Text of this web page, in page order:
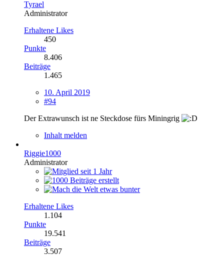
Tyrael
Administrator
Erhaltene Likes
450
Punkte
8.406
Beiträge
1.465
10. April 2019
#94
Der Extrawunsch ist ne Steckdose fürs Miningrig
Inhalt melden
Riggie1000
Administrator
Erhaltene Likes
1.104
Punkte
19.541
Beiträge
3.507